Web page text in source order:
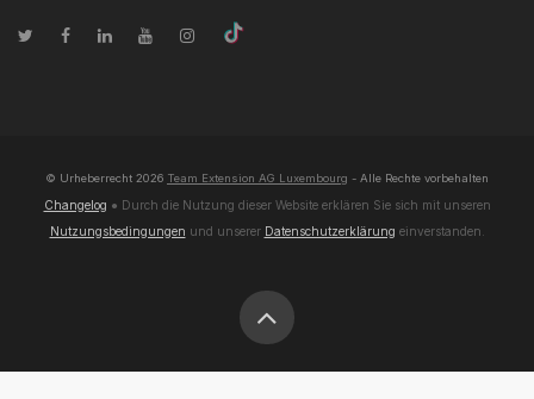
© Urheberrecht 2026 Team Extension AG Luxembourg - Alle Rechte vorbehalten
Changelog ● Durch die Nutzung dieser Website erklären Sie sich mit unseren
Nutzungsbedingungen und unserer Datenschutzerklärung einverstanden.